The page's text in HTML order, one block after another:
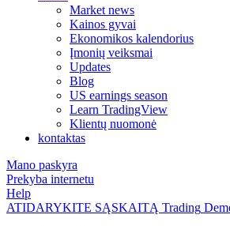
Market news
Kainos gyvai
Ekonomikos kalendorius
Įmonių veiksmai
Updates
Blog
US earnings season
Learn TradingView
Klientų nuomonė
kontaktas
Mano paskyra
Prekyba internetu
Help
ATIDARYKITE SĄSKAITĄ Trading